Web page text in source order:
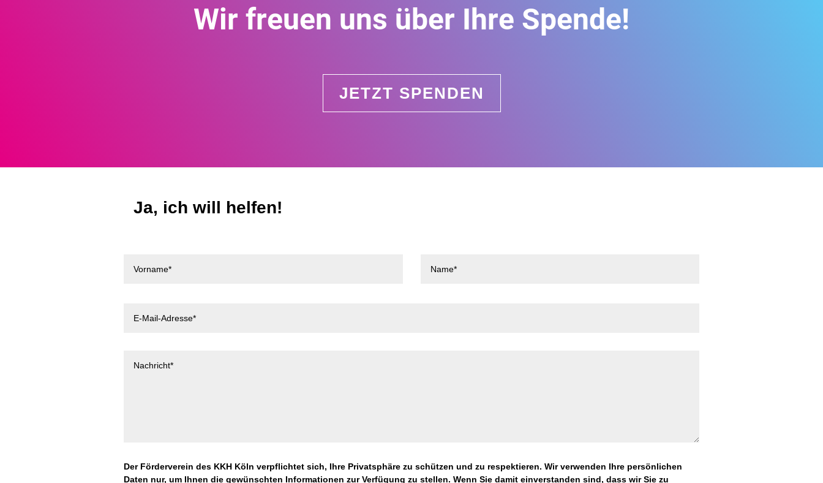
Wir freuen uns über Ihre Spende!
JETZT SPENDEN
Der Förderverein des KKH Köln verpflichtet sich, Ihre Privatsphäre zu schützen und zu respektieren. Wir verwenden Ihre persönlichen
Daten nur, um Ihnen die gewünschten Informationen zur Verfügung zu stellen. Wenn Sie damit einverstanden sind, dass wir Sie zu